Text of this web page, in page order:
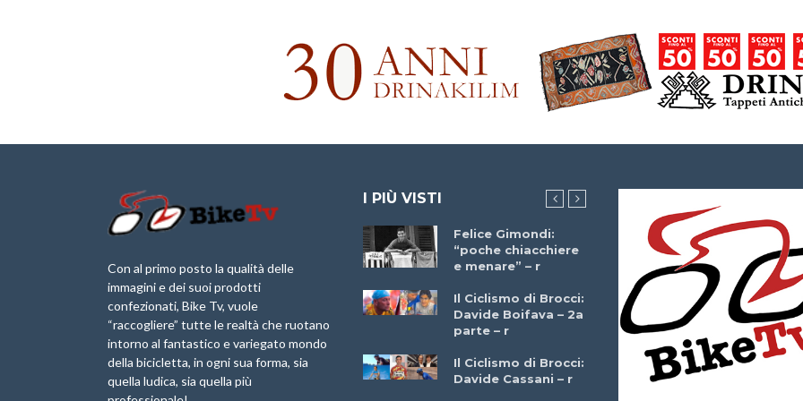
Con al primo posto la qualità delle
immagini e dei suoi prodotti
confezionati, Bike Tv, vuole
“raccogliere” tutte le realtà che ruotano
intorno al fantastico e variegato mondo
della bicicletta, in ogni sua forma, sia
quella ludica, sia quella più
I PIÙ VISTI
Briko Torino – 11
Maggio 2025 – r
Minerva Edizioni e
Marathon 2025”
IX Ed. “Tra
Borghi&Castelli” –
Anteprima
1a Edizione
Granfondo
Felice Gimondi:
“poche chiacchiere
e menare” – r
Il Ciclismo di Brocci:
Davide Boifava – 2a
parte – r
Il Ciclismo di Brocci:
Davide Cassani – r
Brocci Incontra
Giuseppe Martinelli
– r
Che cos’è il
triathlon? Con
Simone Diamantini
– r